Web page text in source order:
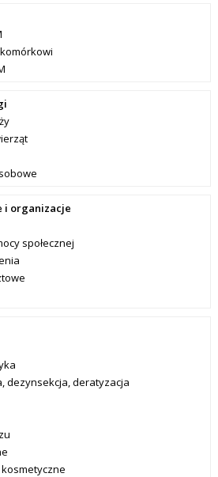
i organizacje
społecznej
dezynsekcja, deratyzacja